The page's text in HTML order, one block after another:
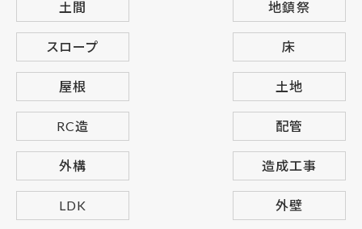
土間 地鎮祭
スロープ 床
屋根 土地
RC造 配管
外構 造成工事
LDK 外壁